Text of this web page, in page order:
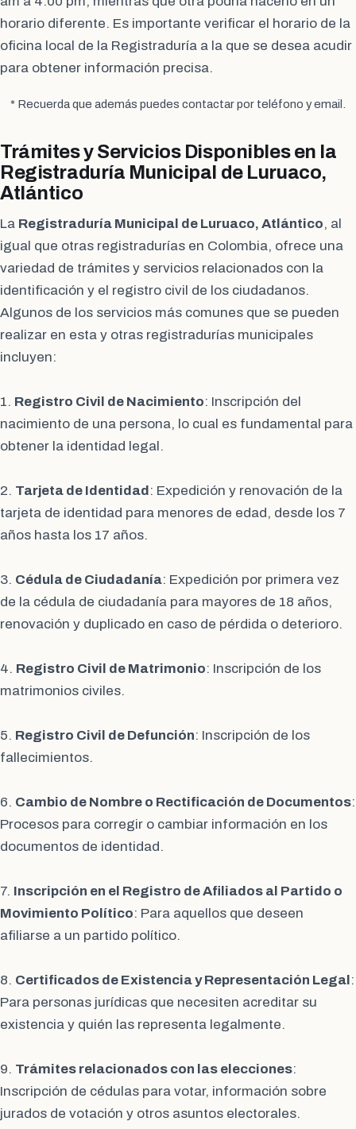
horario diferente. Es importante verificar el horario de la
oficina local de la Registraduría a la que se desea acudir
para obtener información precisa.
* Recuerda que además puedes contactar por teléfono y email.
Trámites y Servicios Disponibles en la
Registraduría Municipal de Luruaco,
Atlántico
La Registraduría Municipal de Luruaco, Atlántico, al
igual que otras registradurías en Colombia, ofrece una
variedad de trámites y servicios relacionados con la
identificación y el registro civil de los ciudadanos.
Algunos de los servicios más comunes que se pueden
realizar en esta y otras registradurías municipales
incluyen:
1. Registro Civil de Nacimiento: Inscripción del
nacimiento de una persona, lo cual es fundamental para
obtener la identidad legal.
2. Tarjeta de Identidad : Expedición y renovación de la
tarjeta de identidad para menores de edad, desde los 7
años hasta los 17 años.
3. Cédula de Ciudadanía: Expedición por primera vez
de la cédula de ciudadanía para mayores de 18 años,
renovación y duplicado en caso de pérdida o deterioro.
4. Registro Civil de Matrimonio: Inscripción de los
matrimonios civiles.
5. Registro Civil de Defunción: Inscripción de los
fallecimientos.
6. Cambio de Nombre o Rectificación de Documentos:
Procesos para corregir o cambiar información en los
documentos de identidad.
7. Inscripción en el Registro de Afiliados al Partido o
Movimiento Político: Para aquellos que deseen
afiliarse a un partido político.
8. Certificados de Existencia y Representación Legal :
Para personas jurídicas que necesiten acreditar su
existencia y quién las representa legalmente.
9. Trámites relacionados con las elecciones:
Inscripción de cédulas para votar, información sobre
jurados de votación y otros asuntos electorales.